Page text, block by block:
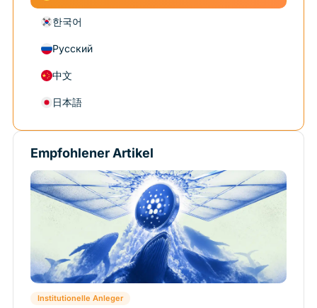
한국어
Русский
中文
日本語
Empfohlener Artikel
Institutionelle Anleger